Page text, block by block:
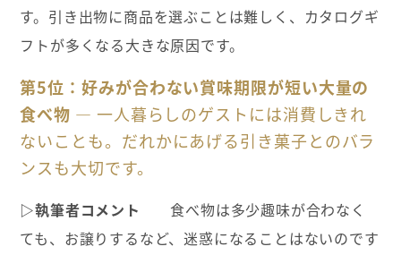
す。引き出物に商品を選ぶことは難しく、カタログギ
フトが多くなる大きな原因です。
第5位：好みが合わない賞味期限が短い大量の
食べ物 — 一人暮らしのゲストには消費しきれ
ないことも。だれかにあげる引き菓子とのバラ
ンスも大切です。
▷執筆者コメント
食べ物は多少趣味が合わなく
ても、お譲りするなど、迷惑になることはないのです